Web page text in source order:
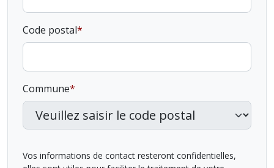
Code postal
Commune
Vos informations de contact resteront confidentielles,